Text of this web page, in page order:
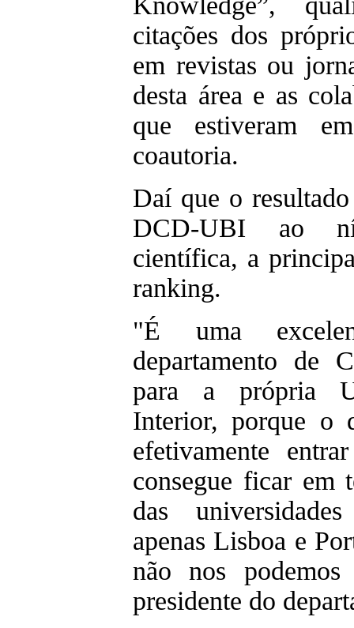
citações dos
em revistas ou
desta área e as
que estiveram
coautoria.
Daí que o
DCD-UBI ao
científica, a
ranking.
"É uma
departamento de
para a própria
Interior, porque o
efetivamente
consegue ficar em
das
apenas Lisboa e
não nos
presidente do